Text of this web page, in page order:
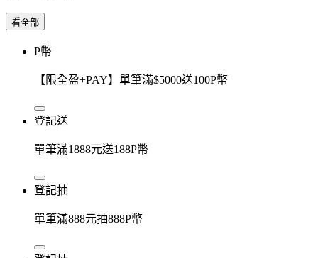
看全部
P幣
【限全盈+PAY】單筆滿$5000送100P幣
登記送
單筆滿1888元送188P幣
登記抽
單筆滿888元抽888P幣